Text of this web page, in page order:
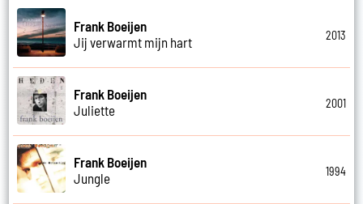
Frank Boeijen
Jij verwarmt mijn hart
2013
Frank Boeijen
Juliette
2001
Frank Boeijen
Jungle
1994